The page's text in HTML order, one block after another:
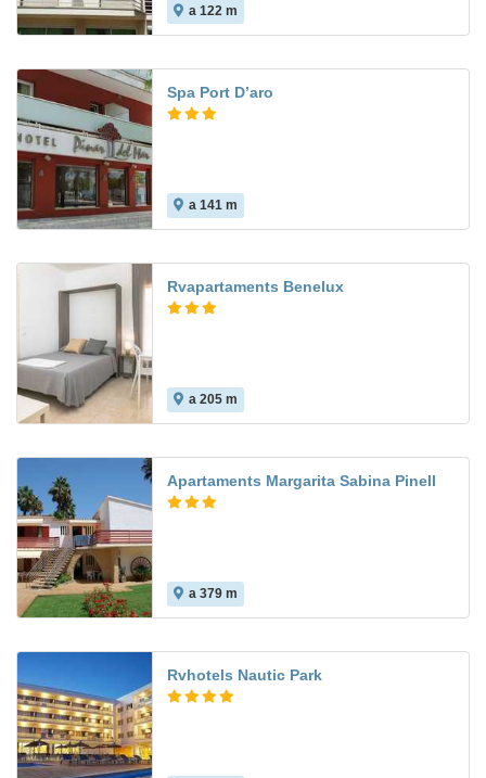
a 122 m
Spa Port D’aro
a 141 m
Rvapartaments Benelux
a 205 m
Apartaments Margarita Sabina Pinell
a 379 m
Rvhotels Nautic Park